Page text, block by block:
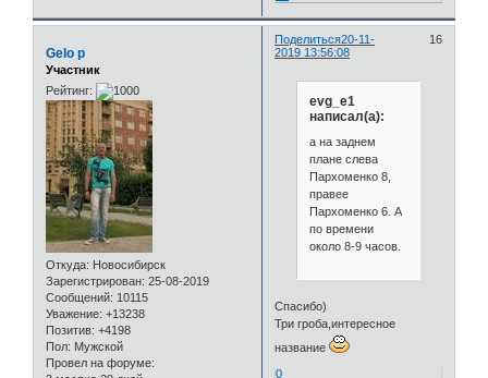
Поделиться 16
20-11-
2019 13:56:08
Gelo p
Участник
Рейтинг:
Откуда: Новосибирск
Зарегистрирован: 25-08-2019
Сообщений: 10115
Уважение: +13238
Позитив: +4198
Пол: Мужской
Провел на форуме:
evg_e1
написал(а):
а на заднем
плане слева
Пархоменко 8,
правее
Пархоменко 6. А
по времени
около 8-9 часов.
Спасибо)
Три гроба,интересное
название
0